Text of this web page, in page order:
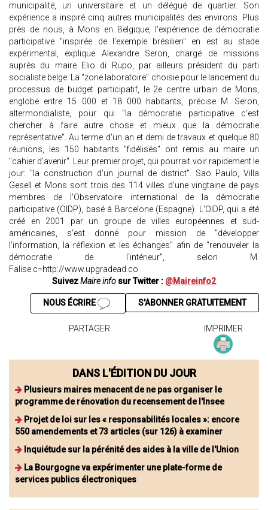
municipalité, un universitaire et un délégué de quartier. Son
expérience a inspiré cinq autres municipalités des environs. Plus
près de nous, à Mons en Belgique, l'expérience de démocratie
participative "inspirée de l'exemple brésilien" en est au stade
expérimental, explique Alexandre Seron, chargé de missions
auprès du maire Elio di Rupo, par ailleurs président du parti
socialiste belge. La "zone laboratoire" choisie pour le lancement du
processus de budget participatif, le 2e centre urbain de Mons,
englobe entre 15 000 et 18 000 habitants, précise M. Seron,
altermondialiste, pour qui "la démocratie participative c'est
chercher à faire autre chose et mieux que la démocratie
représentative". Au terme d'un an et demi de travaux et quelque 80
réunions, les 150 habitants "fidélisés" ont remis au maire un
"cahier d'avenir". Leur premier projet, qui pourrait voir rapidement le
jour: "la construction d'un journal de district". Sao Paulo, Villa
Gesell et Mons sont trois des 114 villes d'une vingtaine de pays
membres de l'Observatoire international de la démocratie
participative (OIDP), basé à Barcelone (Espagne). L'OIDP, qui a été
créé en 2001 par un groupe de villes européennes et sud-
américaines, s'est donné pour mission de "développer
l'information, la réflexion et les échanges" afin de "renouveler la
démocratie de l'intérieur", selon M.
Falise.c=http://www.upgradead.co
SuivezMaire info sur Twitter : @Maireinfo2
S'ABONNER GRATUITEMENT
NOUS ÉCRIRE
PARTAGER IMPRIMER
DANS L'ÉDITION DU JOUR
Plusieurs maires menacent de ne pas organiser le
programme de rénovation du recensement de l'Insee
Projet de loi sur les « responsabilités locales »: encore
550 amendements et 73 articles (sur 126) à examiner
Inquiétude sur la pérénité des aides à la ville de l'Union
La Bourgogne va expérimenter une plate-forme de
services publics électroniques